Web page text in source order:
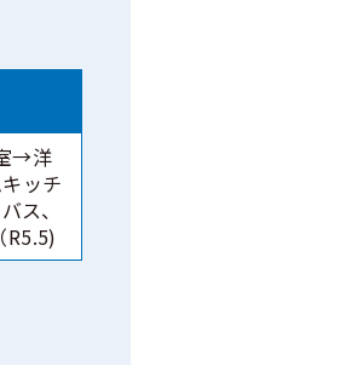
→洋
ッチ
ス、
R5.5)